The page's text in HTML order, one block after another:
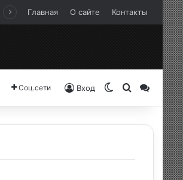
Главная О сайте Контакты
Соц.сети Вход Switch skin
Search for